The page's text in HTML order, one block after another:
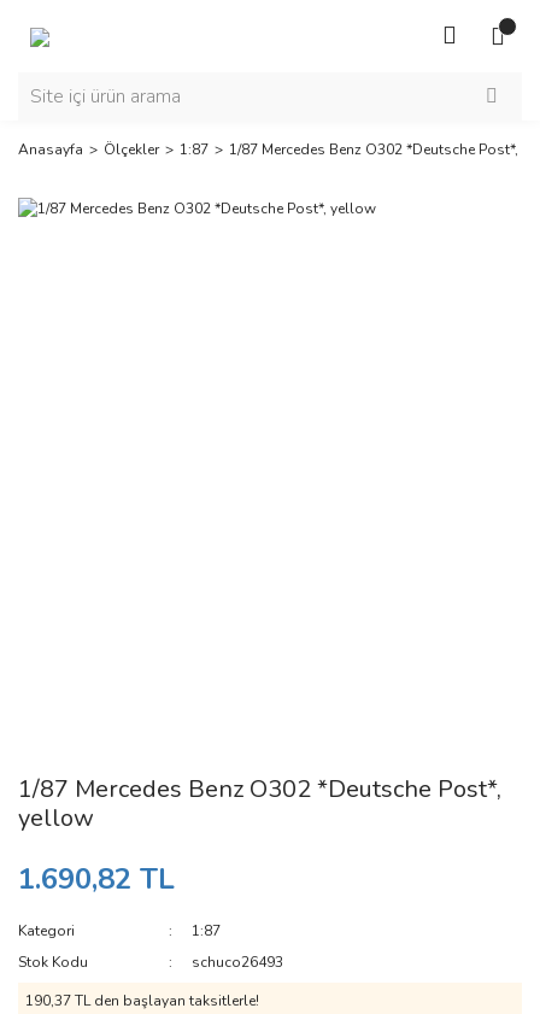
Anasayfa Ölçekler 1:87 1/87 Mercedes Benz O302 *Deutsche Post*,
1/87 Mercedes Benz O302 *Deutsche Post*,
yellow
1.690,82 TL
Kategori
1:87
Stok Kodu
schuco26493
190,37 TL den başlayan taksitlerle!